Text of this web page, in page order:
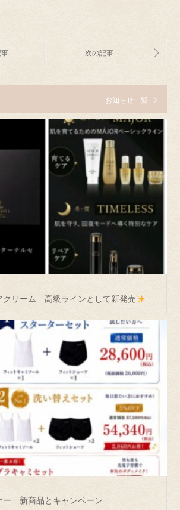
お知らせ一覧
クリーム 高級ラインとして新発売
ー 新商品とキャンペーン